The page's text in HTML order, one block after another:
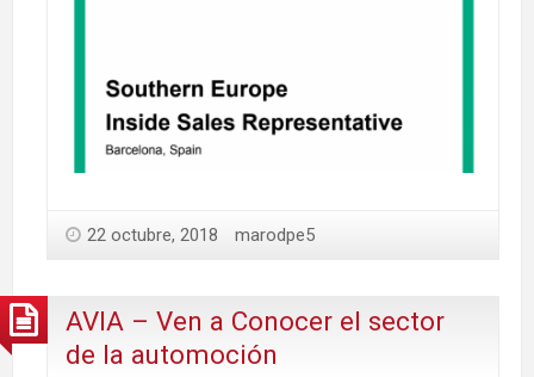
22 octubre, 2018 marodpe5
AVIA – Ven a Conocer el sector
de la automoción